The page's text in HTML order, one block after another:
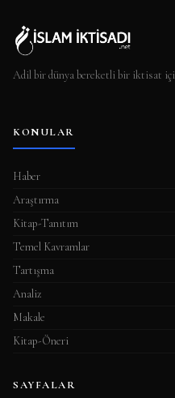
Adil bir dünya bereketli bir iktisat
KONULAR
Haber
Araştırma
Kitap-Tanıtım
Temel Kavramlar
Tartışma
Analiz
Makale
Kitap-Öneri
SAYFALAR